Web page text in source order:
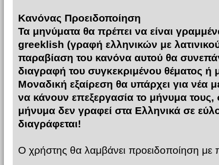
Κανόνας Προειδοποίηση
Τα μηνύματα θα πρέπει να είναι
greeklish (γραφή ελληνικών με
παραβίαση του κανόνα αυτού θα
διαγραφή του συγκεκριμένου θέματος ή
Μοναδική εξαίρεση θα υπάρχει για νέα
να κάνουν επεξεργασία το μήνυμα
μήνυμα δεν γραφεί στα Ελληνικά σε
διαγράφεται!
Ο χρήστης θα λαμβάνει προειδοποίηση